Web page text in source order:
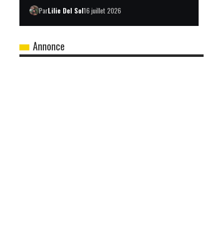
ParLilie Del Sol16 juillet 2026
Annonce